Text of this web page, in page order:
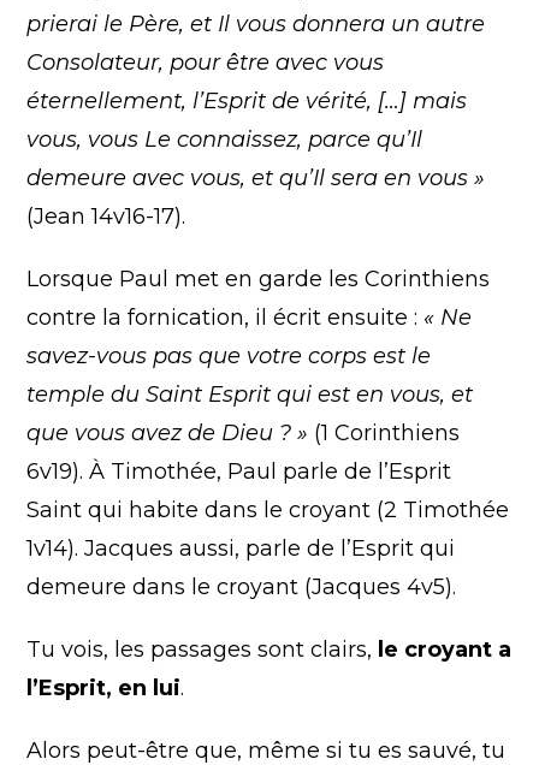
prierai le Père, et Il vous donnera un autre
Consolateur, pour être avec vous
éternellement, l’Esprit de vérité, […] mais
vous, vous Le connaissez, parce qu’Il
demeure avec vous, et qu’Il sera en vous »
(Jean 14v16-17).
Lorsque Paul met en garde les Corinthiens
contre la fornication, il écrit ensuite : « Ne
savez-vous pas que votre corps est le
temple du Saint Esprit qui est en vous, et
que vous avez de Dieu ? » (1 Corinthiens
6v19). À Timothée, Paul parle de l’Esprit
Saint qui habite dans le croyant (2 Timothée
1v14). Jacques aussi, parle de l’Esprit qui
demeure dans le croyant (Jacques 4v5).
Tu vois, les passages sont clairs, le croyant a
l’Esprit, en lui.
Alors peut-être que, même si tu es sauvé, tu